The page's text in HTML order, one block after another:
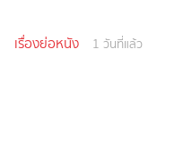
เรื่องย่อหนัง 1 วันที่แล้ว